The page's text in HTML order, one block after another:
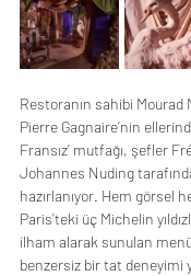
Restoranın sahibi Mourad
Pierre Gagnaire’nin
Fransız’ mutfağı, şefler
Johannes Nuding
hazırlanıyor. Hem görsel
Paris’teki üç Michelin
ilham alarak sunulan
benzersiz bir tat deneyimi